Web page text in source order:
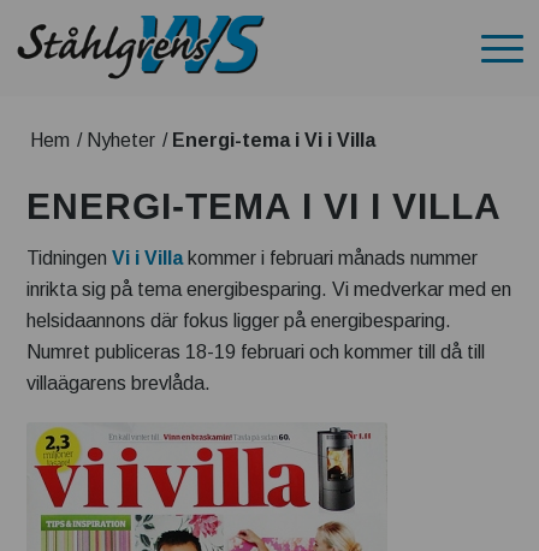
Hem / Nyheter / Energi-tema i Vi i Villa
ENERGI-TEMA I VI I VILLA
TidningenVi i Villa kommer i februari månads nummer
inrikta sig på tema energibesparing. Vi medverkar med en
helsidaannons där fokus ligger på energibesparing.
Numret publiceras 18-19 februari och kommer till då till
villaägarens brevlåda.